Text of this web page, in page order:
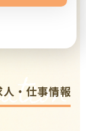
・仕事情報